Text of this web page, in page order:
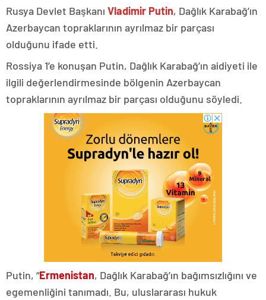
Rusya Devlet Başkanı Vladimir Putin, Dağlık Karabağ’ın
Azerbaycan topraklarının ayrılmaz bir parçası
olduğunu ifade etti.
Rossiya 1’e konuşan Putin, Dağlık Karabağ’ın aidiyeti ile
ilgili değerlendirmesinde bölgenin Azerbaycan
topraklarının ayrılmaz bir parçası olduğunu söyledi.
Putin, “Ermenistan, Dağlık Karabağ’ın bağımsızlığını ve
egemenliğini tanımadı. Bu, uluslararası hukuk